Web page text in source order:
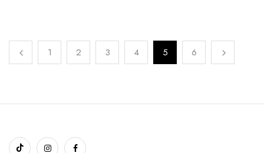
1 2 3 4 5 6